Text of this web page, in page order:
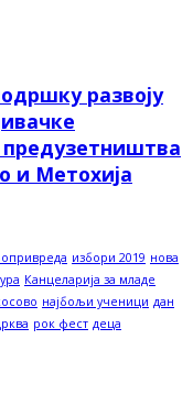
развоју
предузетништва
и Метохија
избори 2019 нова
Канцеларија за младе
најбољи ученици дан
рок фест деца